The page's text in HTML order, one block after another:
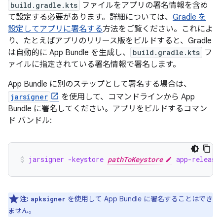
build.gradle.kts ファイルをアプリの署名情報を含め
て設定する必要があります。詳細については、 Gradle を
設定してアプリに署名する方法をご覧ください。これによ
り、たとえばアプリのリリース版をビルドすると、Gradle
は自動的に App Bundle を生成し、
build.gradle.kts フ
ァイルに指定されている署名情報で署名します。
App Bundle に別のステップとして署名する場合は、
jarsigner
を使用して、コマンドラインから App
Bundle に署名してください。アプリをビルドするコマン
ド バンドル:
jarsigner -keystore pathToKeystore app-
注: apksigner を使用して App Bundle に署名することはでき
ません。